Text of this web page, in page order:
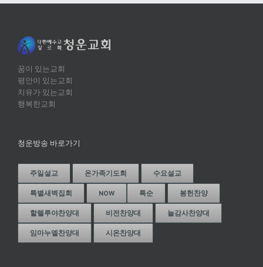
꿈이 있는교회
평안이 있는교회
치유가 있는교회
행복한교회
청운방송 바로가기
주일설교 온가족기도회 수요설교
특별새벽집회 NOW 특순 봉헌찬양
할렐루야찬양대 비전찬양대 늘감사찬양대
임마누엘찬양대 시온찬양대